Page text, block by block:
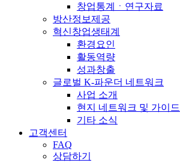
창업통계ㆍ연구자료
방산정보제공
혁신창업생태계
환경요인
활동역량
성과창출
글로벌 K-파운더 네트워크
사업 소개
현지 네트워크 및 가이드
기타 소식
고객센터
FAQ
상담하기